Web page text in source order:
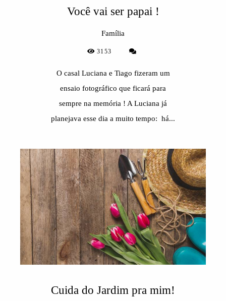
Você vai ser papai !
Família
3153
O casal Luciana e Tiago fizeram um
ensaio fotográfico que ficará para
sempre na memória ! A Luciana já
planejava esse dia a muito tempo: há...
Cuida do Jardim pra mim!